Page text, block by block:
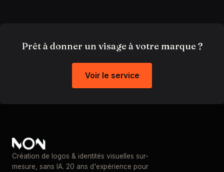
Prêt à donner un visage à votre marque ?
Voir le service
Création de logos & identités visuelles sur-
mesure, sans IA. 20 ans d'expérience pour